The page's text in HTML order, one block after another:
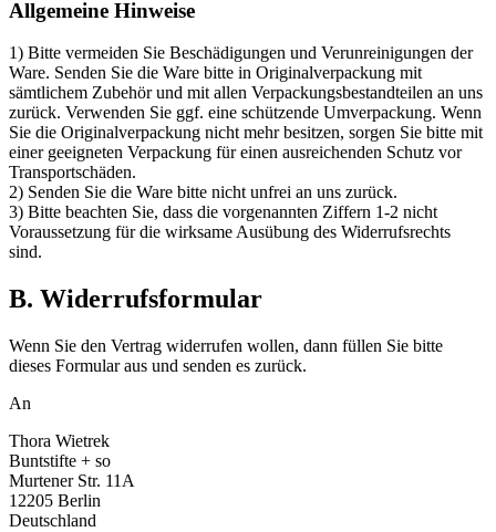
Allgemeine Hinweise
1) Bitte vermeiden Sie Beschädigungen und Verunreinigungen der
Ware. Senden Sie die Ware bitte in Originalverpackung mit
sämtlichem Zubehör und mit allen Verpackungsbestandteilen an uns
zurück. Verwenden Sie ggf. eine schützende Umverpackung. Wenn
Sie die Originalverpackung nicht mehr besitzen, sorgen Sie bitte mit
einer geeigneten Verpackung für einen ausreichenden Schutz vor
Transportschäden.
2) Senden Sie die Ware bitte nicht unfrei an uns zurück.
3) Bitte beachten Sie, dass die vorgenannten Ziffern 1-2 nicht
Voraussetzung für die wirksame Ausübung des Widerrufsrechts
sind.
B. Widerrufsformular
Wenn Sie den Vertrag widerrufen wollen, dann füllen Sie bitte
dieses Formular aus und senden es zurück.
An
Thora Wietrek
Buntstifte + so
Murtener Str. 11A
12205 Berlin
Deutschland